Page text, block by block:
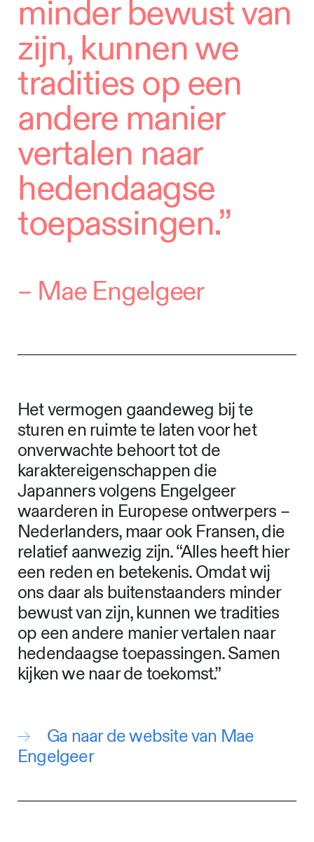
minder bewust van
zijn, kunnen we
tradities op een
andere manier
vertalen naar
hedendaagse
toepassingen.”
– Mae Engelgeer
Het vermogen gaandeweg bij te
sturen en ruimte te laten voor het
onverwachte behoort tot de
karaktereigenschappen die
Japanners volgens Engelgeer
waarderen in Europese ontwerpers –
Nederlanders, maar ook Fransen, die
relatief aanwezig zijn. “Alles heeft hier
een reden en betekenis. Omdat wij
ons daar als buitenstaanders minder
bewust van zijn, kunnen we tradities
op een andere manier vertalen naar
hedendaagse toepassingen. Samen
kijken we naar de toekomst.”
Ga naar de website van Mae
Engelgeer